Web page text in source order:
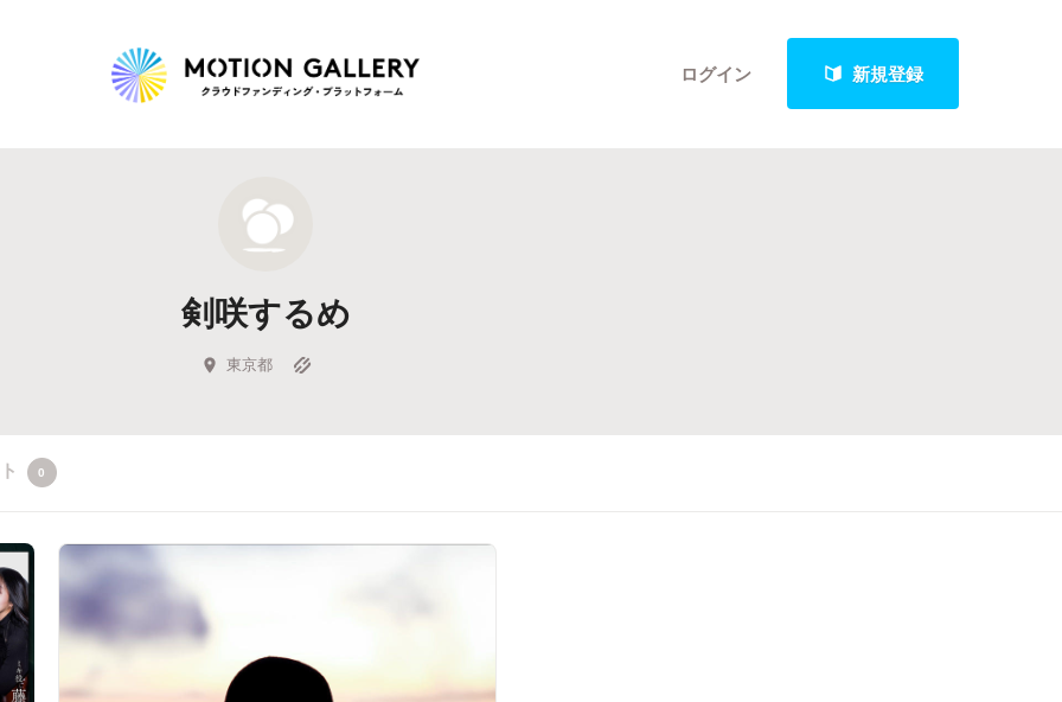
ログイン 新規登録
新着プロジェクト
Feature
キュレーターから探す
剣咲するめ
東京都
0